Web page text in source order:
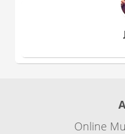
Online